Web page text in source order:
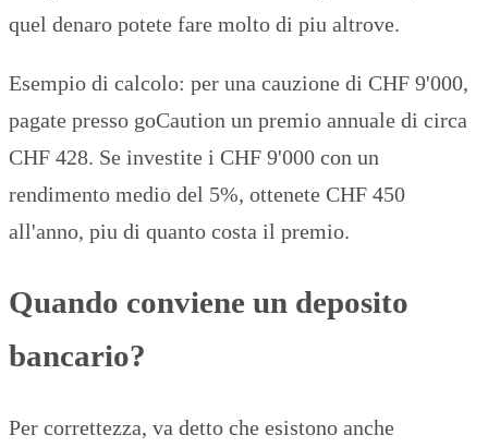
quel denaro potete fare molto di piu altrove.
Esempio di calcolo: per una cauzione di CHF 9'000,
pagate presso goCaution un premio annuale di circa
CHF 428. Se investite i CHF 9'000 con un
rendimento medio del 5%, ottenete CHF 450
all'anno, piu di quanto costa il premio.
Quando conviene un deposito
bancario?
Per correttezza, va detto che esistono anche